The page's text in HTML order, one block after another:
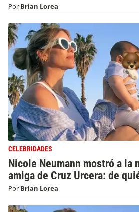
Por Brian Lorea
CELEBRIDADES
Nicole Neumann mostró a la
amiga de Cruz Urcera: de
Por Brian Lorea